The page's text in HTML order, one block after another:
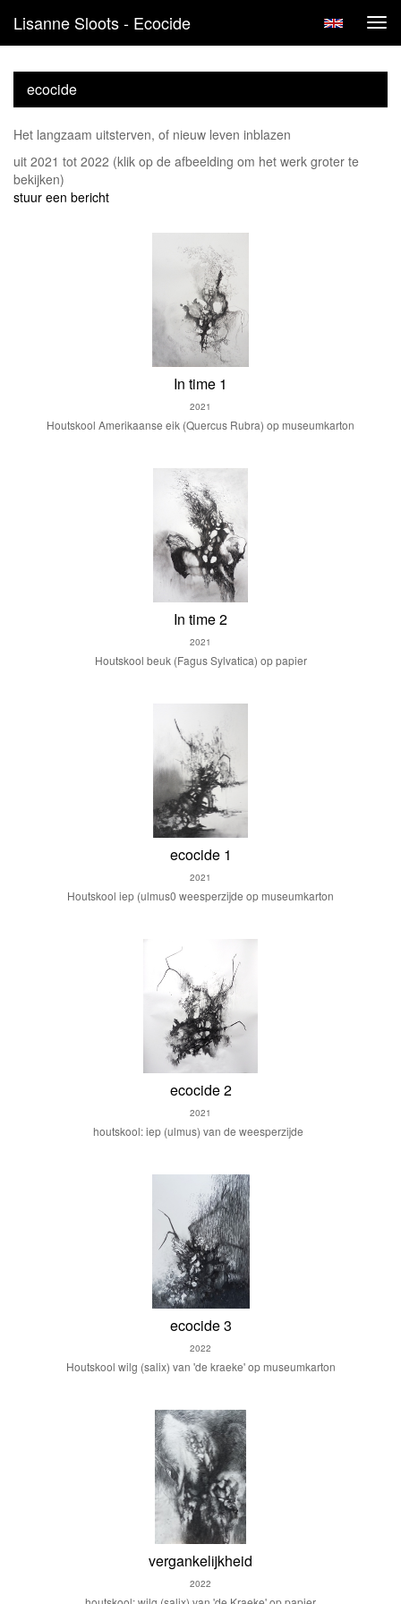
Lisanne Sloots - Ecocide
ecocide
Het langzaam uitsterven, of nieuw leven inblazen
uit 2021 tot 2022 (klik op de afbeelding om het werk groter te
bekijken)
stuur een bericht
In time 1
2021
Houtskool Amerikaanse eik (Quercus Rubra) op museumkarton
In time 2
2021
Houtskool beuk (Fagus Sylvatica) op papier
ecocide 1
2021
Houtskool iep (ulmus0 weesperzijde op museumkarton
ecocide 2
2021
houtskool: iep (ulmus) van de weesperzijde
ecocide 3
2022
Houtskool wilg (salix) van 'de kraeke' op museumkarton
vergankelijkheid
2022